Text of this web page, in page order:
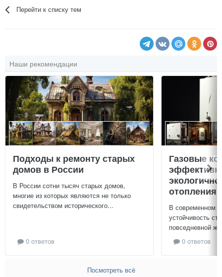
Перейти к списку тем
Наши рекомендации
Подходы к ремонту старых
домов в России
В России сотни тысяч старых домов,
многие из которых являются не только
свидетельством исторического...
0 ответов
Газовые
отопления
В современном
устойчивость
повседневной
0 ответов
Посмотреть всё